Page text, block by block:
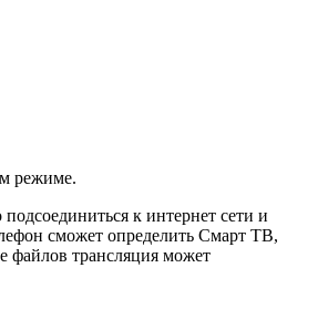
режиме.
к интернет сети и
сможет определить Смарт ТВ,
файлов трансляция может